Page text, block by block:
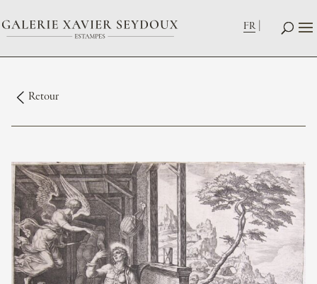
FR
Retour